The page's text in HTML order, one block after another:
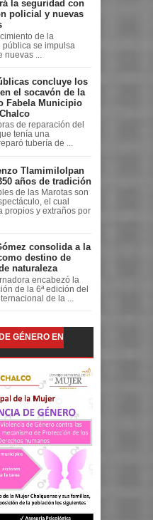
la seguridad con
policial y nuevas
de la
pública se impulsa
...
concluye los
el socavón de la
Fabela Municipio
de reparación del
tenía una
tubería de ...
Tlamimilolpan
años de tradición
de las Marotas son
el cual
propios y extraños por
consolida a la
destino de
naturaleza
encabezó la
de la 6ª edición del
de la ...
GÉNERO EN